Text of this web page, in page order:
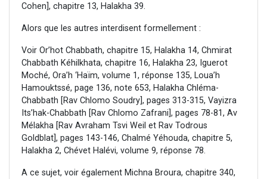
Cohen], chapitre 13, Halakha 39.
Alors que les autres interdisent formellement :
Voir Or’hot Chabbath, chapitre 15, Halakha 14, Chmirat
Chabbath Kéhilkhata, chapitre 16, Halakha 23, Iguerot
Moché, Ora’h ‘Haïm, volume 1, réponse 135, Loua’h
Hamouktssé, page 136, note 653, Halakha Chléma-
Chabbath [Rav Chlomo Soudry], pages 313-315, Vayizra
Its’hak-Chabbath [Rav Chlomo Zafrani], pages 78-81, Av
Mélakha [Rav Avraham Tsvi Weil et Rav Todrous
Goldblat], pages 143-146, Chalmé Yéhouda, chapitre 5,
Halakha 2, Chévet Halévi, volume 9, réponse 78.
A ce sujet, voir également Michna Broura, chapitre 340,